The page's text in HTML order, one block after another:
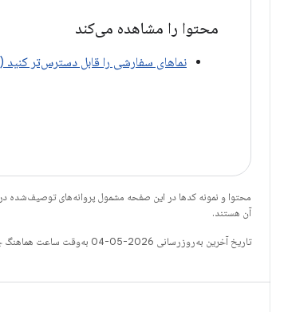
محتوا را مشاهده می‌کند
نماهای سفارشی را قابل دسترس‌تر کنید (Views)
محتوا و نمونه کدها در این صفحه مشمول پروانه‌های توصیف‌شده در
آن هستند.
تاریخ آخرین به‌روزرسانی 2026-05-04 به‌وقت ساعت هماهنگ جهانی.